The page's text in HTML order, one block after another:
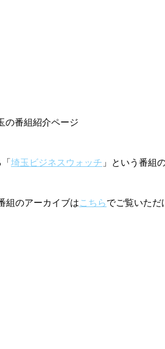
の番組紹介ページ
埼玉ビジネスウォッチ 」という番組
組のアーカイブはこちらでご覧いただ